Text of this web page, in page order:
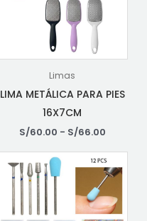
Limas
LIMA METÁLICA PARA PIES
16X7CM
S/60.00 - S/66.00